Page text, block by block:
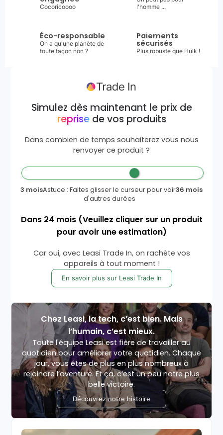
Cocoricoooo
l'homme ...
Éco-responsable
On a qu'une planète de
toute façon non ?
Paiements
sécurisés
Plus robuste que Hulk !
Simulez dès maintenant le prix de
reprisede vos produits
Dans combien de temps souhaiterez vous nous
renvoyer ce produit ?
3 moisAstuce : Faites glisser le curseur pour voir
d'autres durées
36 mois
Dans 24 mois (Veuillez cliquer sur un produit
pour avoir une estimation)
Car oui, avec Leasi Trade In, on rachète vos
appareils à tout moment !
En savoir plus sur Leasi Trade In
Chez Leasi, la tech, c’est bien. Mais
l’humain, c’est mieux.
Toute l'équipe Leasi est fière de travailler au
quotidien pour améliorer votre quotidien. Chaque
jour, vous êtes de plus en plus nombreux à
rejoindre l’aventure. Et ça, c’est un peu notre plus
belle victoire.
Découvrez notre histoire